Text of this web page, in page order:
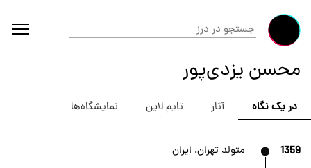
محسن یزدی‌پور
در یک نگاه آثار تایم لاین نمایشگاه‌ها
1359 متولد تهران، ایران